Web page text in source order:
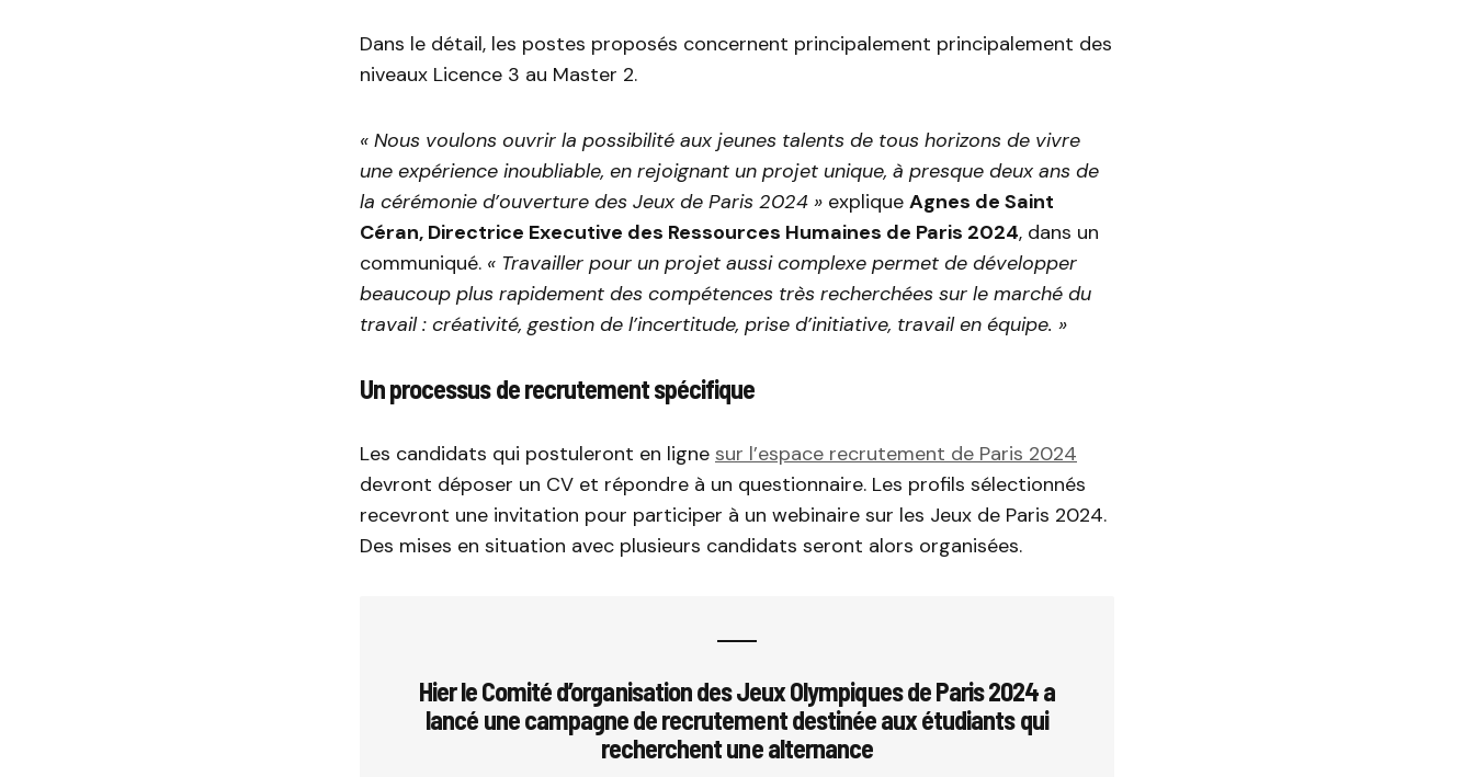
Dans le détail, les postes proposés concernent principalement principalement des
niveaux Licence 3 au Master 2.
« Nous voulons ouvrir la possibilité aux jeunes talents de tous horizons de vivre
une expérience inoubliable, en rejoignant un projet unique, à presque deux ans de
la cérémonie d’ouverture des Jeux de Paris 2024 » explique Agnes de Saint
Céran, Directrice Executive des Ressources Humaines de Paris 2024, dans un
communiqué. « Travailler pour un projet aussi complexe permet de développer
beaucoup plus rapidement des compétences très recherchées sur le marché du
travail : créativité, gestion de l’incertitude, prise d’initiative, travail en équipe. »
Un processus de recrutement spécifique
Les candidats qui postuleront en ligne sur l’espace recrutement de Paris 2024
devront déposer un CV et répondre à un questionnaire. Les profils sélectionnés
recevront une invitation pour participer à un webinaire sur les Jeux de Paris 2024.
Des mises en situation avec plusieurs candidats seront alors organisées.
Hier le Comité d’organisation des Jeux Olympiques de Paris 2024 a
lancé une campagne de recrutement destinée aux étudiants qui
recherchent une alternance